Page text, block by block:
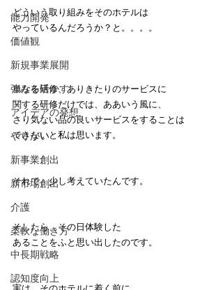
能力開発
価値観
新規事業展開
強みを活かす
アイデアの発想
やりがい
新事業創出
新市場創出
介護
柔軟な働き方
中長期戦略
認知度向上
どういう取り組みをそのホテルは
やっているんだろうか？と。。。。
単なる研修、ありきたりのサービスに
関する研修だけでは、ああいう風に、
さり気ない品の良いサービスをすることは
できないと私は思います。
それで、少し考えていたんです。
そしたら、その日体験した
あることをふと思い出したのです。